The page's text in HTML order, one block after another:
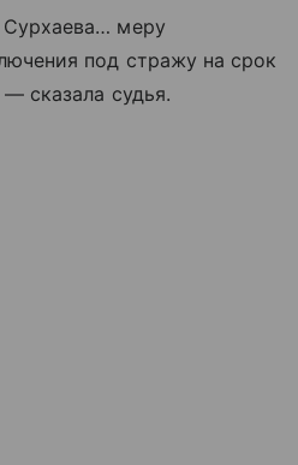
меру
под стражу на срок
сказала судья.